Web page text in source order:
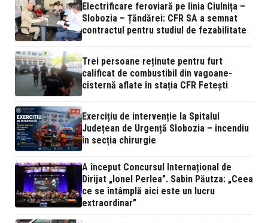
Electrificare feroviară pe linia Ciulnița –
Slobozia – Țăndărei: CFR SA a semnat
contractul pentru studiul de fezabilitate
Trei persoane reținute pentru furt
calificat de combustibil din vagoane-
cisternă aflate în stația CFR Fetești
Exercițiu de intervenție la Spitalul
Județean de Urgență Slobozia – incendiu
în secția chirurgie
A început Concursul Internațional de
Dirijat „Ionel Perlea”. Sabin Păutza: „Ceea
ce se întâmplă aici este un lucru
extraordinar”